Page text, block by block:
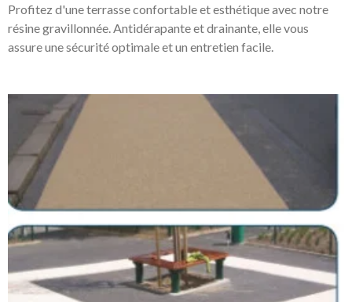
Profitez d'une terrasse confortable et esthétique avec notre
résine gravillonnée. Antidérapante et drainante, elle vous
assure une sécurité optimale et un entretien facile.